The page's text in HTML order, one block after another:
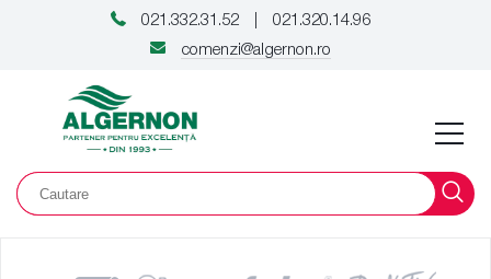
021.332.31.52
021.320.14.96
comenzi@algernon.ro